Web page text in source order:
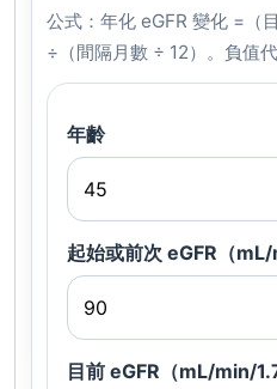
公式：年化 eGFR 變化 =（
÷（間隔月數 ÷ 12）。負值代
年齡
起始或前次 eGFR（mL/
目前 eGFR（mL/min/